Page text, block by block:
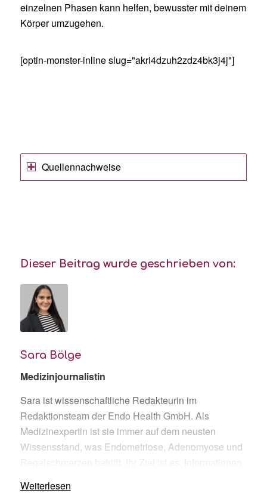
einzelnen Phasen kann helfen, bewusster mit deinem
Körper umzugehen.
[optin-monster-inline slug="akri4dzuh2zdz4bk3j4j"]
Quellennachweise
Dieser Beitrag wurde geschrieben von:
Sara Bölge
Medizinjournalistin
Sara ist wissenschaftliche Redakteurin im
Redaktionsteam der Endo Health GmbH. Als
Medizinexpertin ist sie immer auf dem neusten
Wissensstand, was Endometriose, Adenomyose und
Weiterlesen